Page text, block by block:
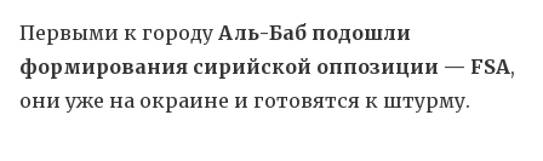
Первыми к городу Аль-Баб подошли
формирования сирийской оппозиции — FSA,
они уже на окраине и готовятся к штурму.